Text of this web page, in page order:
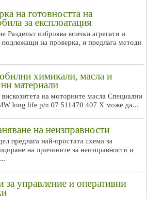
на готовността на
за експлоатация
Разделът изброява всички агрегати и
подлежащи на проверка, и предлага методи
химикали, масла и
материали
на моторните масла Специални
long life p/n 07 511470 407 X може да...
на неизправности
предлага най-простата схема за
на причините за неизправности и
за управление и оперативни